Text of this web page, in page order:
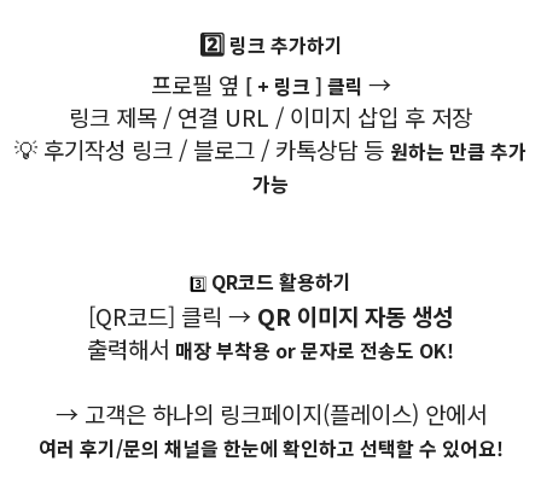
2️⃣링크 추가하기
프로필 옆 [ + 링크 ] 클릭 →
링크 제목 / 연결 URL / 이미지 삽입 후 저장
💡 후기작성 링크 / 블로그 / 카톡상담 등 원하는 만큼 추가
가능
3️⃣ QR코드 활용하기
[QR코드] 클릭 → QR 이미지 자동 생성
출력해서 매장 부착용 or 문자로 전송도 OK!
→ 고객은 하나의 링크페이지(플레이스) 안에서
여러 후기/문의 채널을 한눈에 확인하고 선택할 수 있어요!